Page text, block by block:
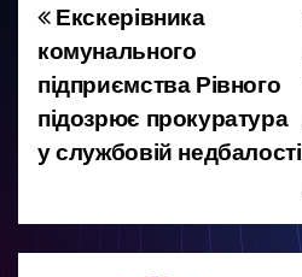
Н
а
в
і
г
Екскерівника
комунального
підприємства Рівного
підозрює прокуратура
у службовій недбалості